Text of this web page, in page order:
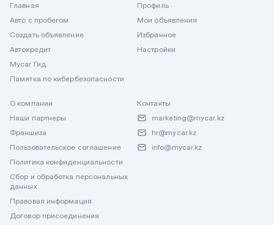
Главная
Авто с пробегом
Создать объявление
Автокредит
Mycar Гид
Памятка по кибербезопасности
Профиль
Мои объявления
Избранное
Настройки
О компании
Наши партнеры
Франшиза
Пользовательское соглашение
Политика конфиденциальности
Сбор и обработка персональных
данных
Правовая информация
Договор присоединения
Контакты
marketing@mycar.kz
hr@mycar.kz
info@mycar.kz